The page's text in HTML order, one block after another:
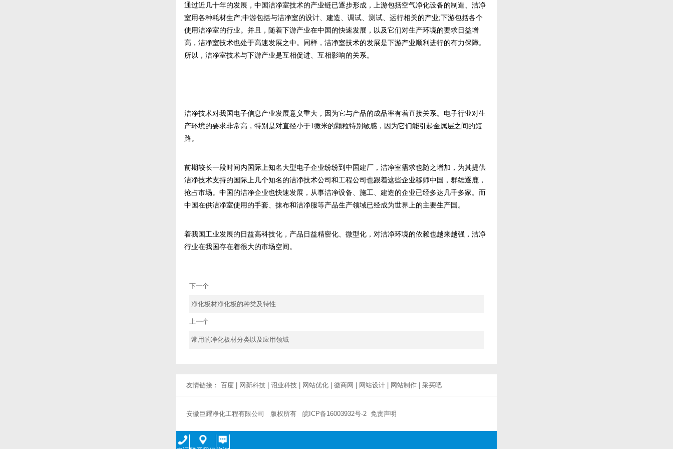
通过近几十年的发展，中国洁净室技术的产业链已逐步形成，上游包括空气净化设备的制造、洁净
室用各种耗材生产;中游包括与洁净室的设计、建造、调试、测试、运行相关的产业;下游包括各个
使用洁净室的行业。并且，随着下游产业在中国的快速发展，以及它们对生产环境的要求日益增
高，洁净室技术也处于高速发展之中。同样，洁净室技术的发展是下游产业顺利进行的有力保障。
所以，洁净室技术与下游产业是互相促进、互相影响的关系。
洁净技术对我国电子信息产业发展意义重大，因为它与产品的成品率有着直接关系。电子行业对生
产环境的要求非常高，特别是对直径小于1微米的颗粒特别敏感，因为它们能引起金属层之间的短
路。
前期较长一段时间内国际上知名大型电子企业纷纷到中国建厂，洁净室需求也随之增加，为其提供
洁净技术支持的国际上几个知名的洁净技术公司和工程公司也跟着这些企业移师中国，群雄逐鹿，
抢占市场。中国的洁净企业也快速发展，从事洁净设备、施工、建造的企业已经多达几千多家。而
中国在供洁净室使用的手套、抹布和洁净服等产品生产领域已经成为世界上的主要生产国。
着我国工业发展的日益高科技化，产品日益精密化、微型化，对洁净环境的依赖也越来越强，洁净
行业在我国存在着很大的市场空间。
下一个
净化板材净化板的种类及特性
上一个
常用的净化板材分类以及应用领域
友情链接： 百度 网新科技 诏业科技 网站优化 徽商网 网站设计 网站制作 采买吧
安徽巨耀净化工程有限公司 版权所有 皖ICP备16003932号-2 免责声明